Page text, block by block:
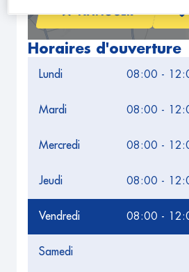
Horaires d'ouverture
Lundi 08:00 -
Mardi 08:00 -
Mercredi 08:00 -
Jeudi 08:00 -
Vendredi 08:00 -
Samedi